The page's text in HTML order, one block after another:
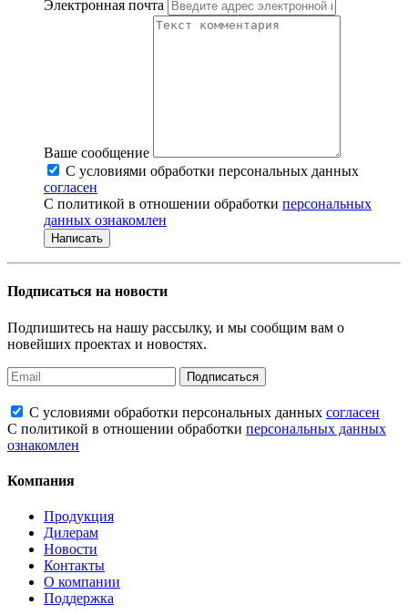
Электронная почта
Ваше сообщение
С условиями обработки персональных данных
согласен
С политикой в отношении обработки персональных
данных ознакомлен
Написать
Подписаться на новости
Подпишитесь на нашу рассылку, и мы сообщим вам о
новейших проектах и новостях.
Подписаться
С условиями обработки персональных данных согласен
С политикой в отношении обработки персональных данных
ознакомлен
Компания
Продукция
Дилерам
Новости
Контакты
О компании
Поддержка